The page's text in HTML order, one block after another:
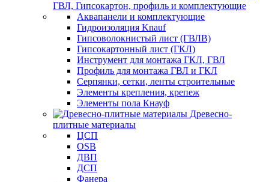
ГВЛ, Гипсокартон, профиль и комплектующие
Аквапанели и комплектующие
Гидроизоляция Knauf
Гипсоволокнистый лист (ГВЛВ)
Гипсокартонный лист (ГКЛ)
Инструмент для монтажа ГКЛ, ГВЛ
Профиль для монтажа ГВЛ и ГКЛ
Серпянки, сетки, ленты строительные
Элементы крепления, крепеж
Элементы пола Кнауф
Древесно-
плитные материалы
ЦСП
OSB
ДВП
ДСП
Фанера